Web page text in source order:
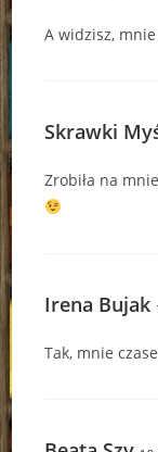
A widzisz, mnie
Skrawki
Zrobiła na
Irena Bujak
Tak, mnie